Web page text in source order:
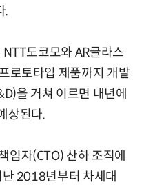
.
도코모와 AR글라스
로토타입 제품까지 개발
을 거쳐 이르면 내년에
상된다.
임자(CTO) 산하 조직에
2018년부터 차세대